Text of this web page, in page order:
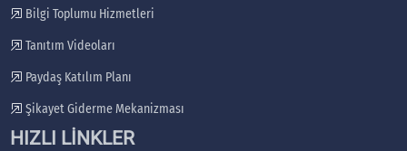
Bilgi Toplumu Hizmetleri
Tanıtım Videoları
Paydaş Katılım Planı
Şikayet Giderme Mekanizması
HIZLI LİNKLER